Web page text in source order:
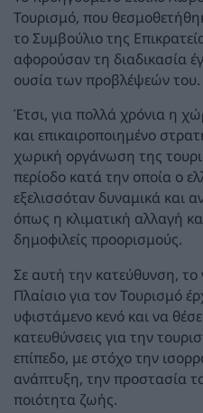
Τουρισμό, που
το Συμβούλιο της
αφορούσαν τη διαδικασία
ουσία των προβλέψεών του.
Έτσι, για πολλά χρόνια η
και επικαιροποιημένο
χωρική οργάνωση της
περίοδο κατά την οποία ο
εξελισσόταν δυναμικά και
όπως η κλιματική αλλαγή
δημοφιλείς προορισμούς.
Σε αυτή την κατεύθυνση, το
Πλαίσιο για τον Τουρισμό
υφιστάμενο κενό και να
κατευθύνσεις για την
επίπεδο, με στόχο την
ανάπτυξη, την προστασία
ποιότητα ζωής.